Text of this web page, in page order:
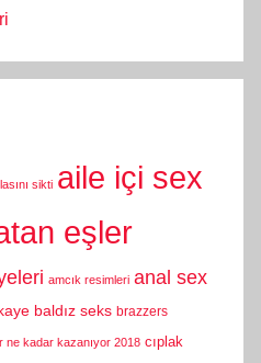
sikti aile içi sex
eşler
amcık resimleri anal sex
baldız seks brazzers
kadar kazanıyor 2018 cıplak